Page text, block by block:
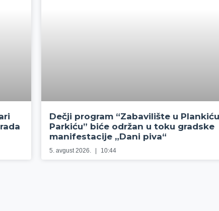
Dečji program “Zabavilište u Plankiću
Parkiću” biće održan u toku gradske
manifestacije „Dani piva“
5. avgust 2026. 10:44